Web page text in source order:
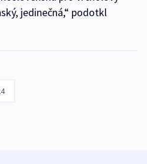
jedinečná,“ podotkl